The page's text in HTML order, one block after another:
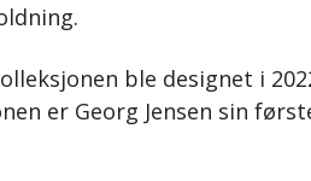
ble designet i
er Georg Jensen sin